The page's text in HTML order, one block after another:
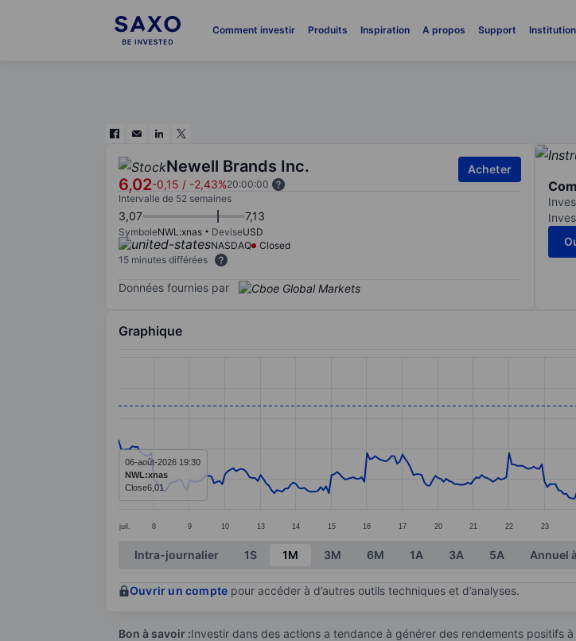
Comment investir Produits Inspiration A propos Support
Newell Brands Inc.
6,02-0,15 / -2,43%20:00:00
Acheter
Intervalle de 52 semaines
3,07 7,13
SymboleNWL:xnas DeviseUSD
NASDAQ
Closed
15 minutes différées
Données fournies par
Graphique
The chart has 1 Y axis displaying values. Data ranges from 4.94 to 6.58.
juil. 8 9 10 13 14 15 16 17 20 21 22 23
06-août-2026 19:30
NWL:xnas
Close6,01
End of interactive chart.
Intra-journalier 1S 1M 3M 6M 1A 3A 5A Annuel
Ouvrir un compte pour accéder à d’autres outils techniques et d’analyses.
Bon à savoir :Investir dans des actions a tendance à générer des rendements positifs